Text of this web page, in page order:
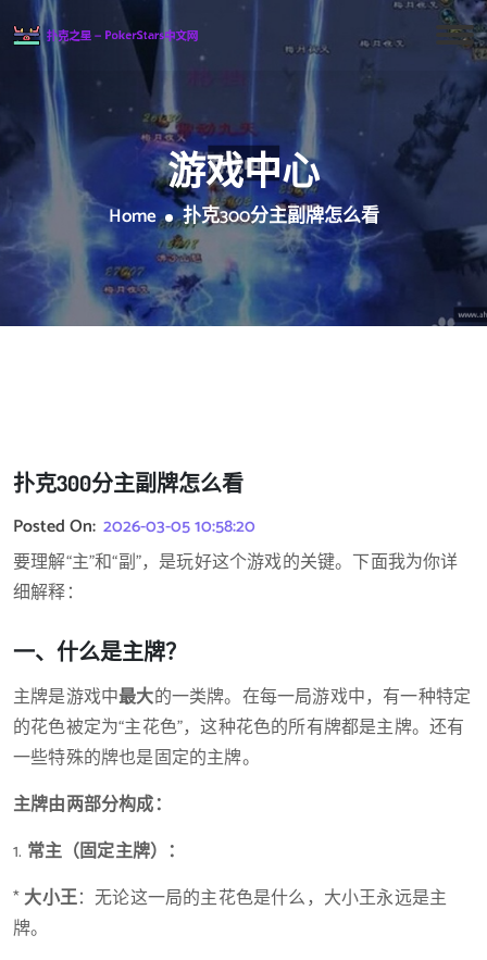
游戏中心
Home 扑克300分主副牌怎么看
扑克300分主副牌怎么看
Posted On: 2026-03-05 10:58:20
要理解“主”和“副”，是玩好这个游戏的关键。下面我为你详
细解释：
一、什么是主牌？
主牌是游戏中最大的一类牌。在每一局游戏中，有一种特定
的花色被定为“主花色”，这种花色的所有牌都是主牌。还有
一些特殊的牌也是固定的主牌。
主牌由两部分构成：
1. 常主（固定主牌）：
*大小王：无论这一局的主花色是什么，大小王永远是主
牌。